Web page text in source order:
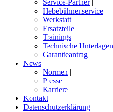
Service-Partner |
Hebebühnenservice |
Werkstatt |
Ersatzteile |
Trainings |
Technische Unterlagen
Garantieantrag
News
Normen |
Presse |
Karriere
Kontakt
Datenschutzerklärung